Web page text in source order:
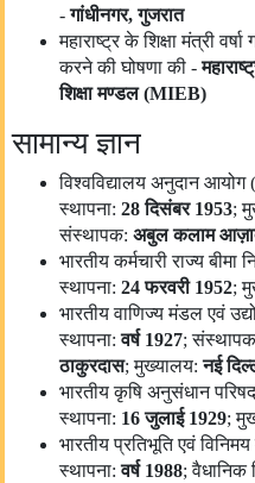
-गांधीनगर,गुजरात
महाराष्ट्र के शिक्षा मंत्री
करने की घोषणा की -
शिक्षामण्डल(MIEB)
सामान्य ज्ञान
विश्वविद्यालय अनुदान
स्थापना: 28दिसंबर 1953;
संस्थापक: अबुल कलाम
भारतीय कर्मचारी राज्य बीमा
स्थापना: 24फरवरी 1952;
भारतीय वाणिज्य मंडल एवं
स्थापना:वर्ष 1927;
ठाकुरदास; मुख्यालय:नई
भारतीय कृषि अनुसंधान
स्थापना: 16जुलाई1929;
भारतीय प्रतिभूति एवं
स्थापना:वर्ष 1988; वैधानिक